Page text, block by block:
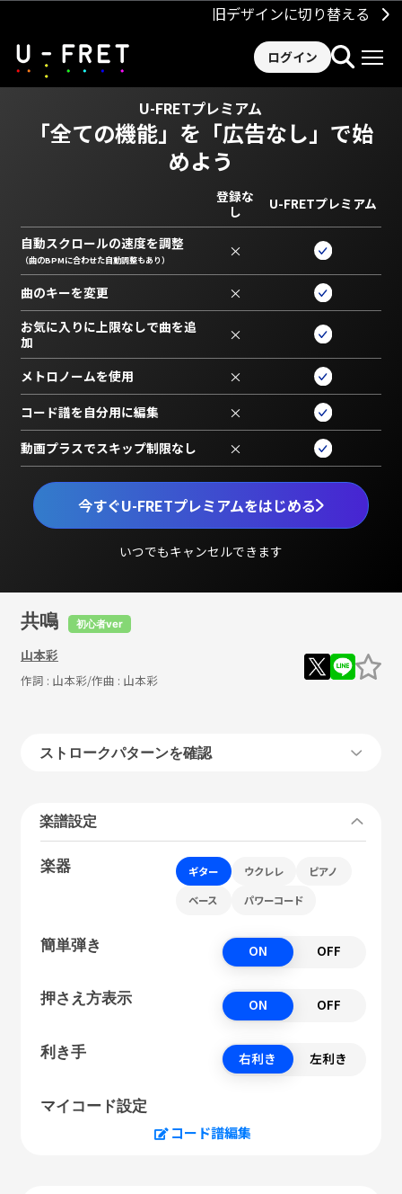
旧デザインに切り替える
ログイン
U-FRETプレミアム
「全ての機能」を 「広告なし」で始
めよう
今すぐU-FRETプレミアムをはじめる
いつでもキャンセルできます
登録な
し
U-FRETプレミアム
自動スクロールの速度を調整
（曲のBPMに合わせた自動調整もあり） ×
曲のキーを変更 ×
お気に入りに上限なしで曲を追
加
×
メトロノームを使用 ×
コード譜を自分用に編集 ×
動画プラスでスキップ制限なし ×
共鳴 初心者ver
山本彩
作詞 : 山本彩/作曲 : 山本彩
ストロークパターンを確認
楽譜設定
楽器 ギター ウクレレ ピアノ
ベース パワーコード
簡単弾き ON OFF
押さえ方表示 ON OFF
利き手 右利き 左利き
マイコード設定
コード譜編集